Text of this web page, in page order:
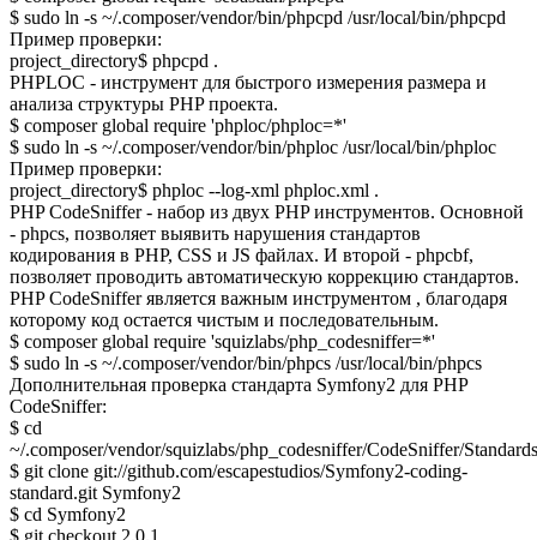
$ sudo ln -s ~/.composer/vendor/bin/phpcpd /usr/local/bin/phpcpd
Пример проверки:
project_directory$ phpcpd .
PHPLOC - инструмент для быстрого измерения размера и
анализа структуры PHP проекта.
$ composer global require 'phploc/phploc=*'
$ sudo ln -s ~/.composer/vendor/bin/phploc /usr/local/bin/phploc
Пример проверки:
project_directory$ phploc --log-xml phploc.xml .
PHP CodeSniffer - набор из двух PHP инструментов. Основной
- phpcs, позволяет выявить нарушения стандартов
кодирования в PHP, CSS и JS файлах. И второй - phpcbf,
позволяет проводить автоматическую коррекцию стандартов.
PHP CodeSniffer является важным инструментом , благодаря
которому код остается чистым и последовательным.
$ composer global require 'squizlabs/php_codesniffer=*'
$ sudo ln -s ~/.composer/vendor/bin/phpcs /usr/local/bin/phpcs
Дополнительная проверка стандарта Symfony2 для PHP
CodeSniffer:
$ cd
~/.composer/vendor/squizlabs/php_codesniffer/CodeSniffer/Standards
$ git clone git://github.com/escapestudios/Symfony2-coding-
standard.git Symfony2
$ cd Symfony2